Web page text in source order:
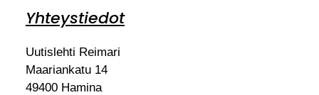
Yhteystiedot
Uutislehti Reimari
Maariankatu 14
49400 Hamina